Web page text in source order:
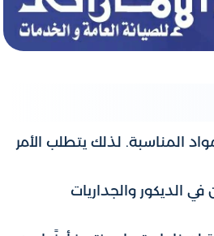
المناسبة. لذلك يتطلب الأمر
الديكور والجداريات